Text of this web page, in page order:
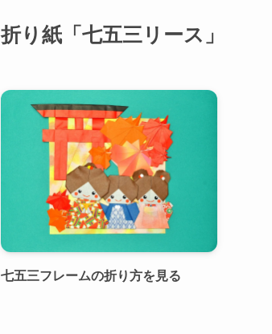
折り紙「七五三リース」
七五三フレームの折り方を見る